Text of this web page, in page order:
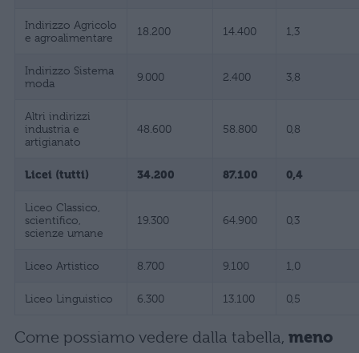
Indirizzo Agricolo
e agroalimentare
18.200 14.400 1,3
Indirizzo Sistema
moda
9.000 2.400 3,8
Altri indirizzi
industria e
artigianato
48.600 58.800 0,8
Licei (tutti) 34.200 87.100 0,4
Liceo Classico,
scientifico,
scienze umane
19.300 64.900 0,3
Liceo Artistico 8.700 9.100 1,0
Liceo Linguistico 6.300 13.100 0,5
Come possiamo vedere dalla tabella, meno